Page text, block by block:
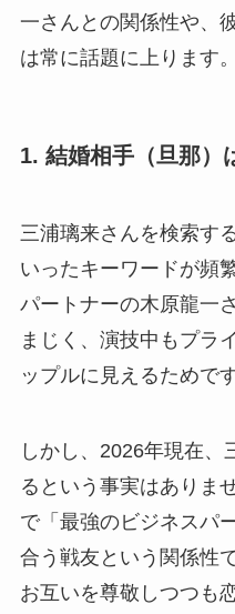
一さんとの関係性や、
は常に話題に上ります。
1. 結婚相手（旦那）
三浦璃来さんを検索す
いったキーワードが頻
パートナーの木原龍一
まじく、演技中もプラ
ップルに見えるためです
しかし、2026年現在、
るという事実はありま
で「最強のビジネスパ
合う戦友という関係性
お互いを尊敬しつつも